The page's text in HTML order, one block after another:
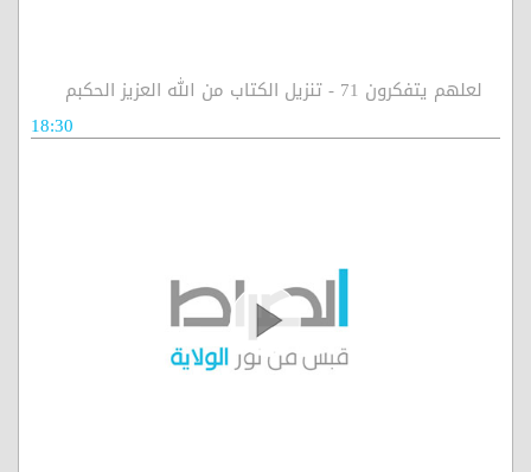
لعلهم يتفكرون 71 - تنزيل الكتاب من الله العزيز الحكبم
18:30